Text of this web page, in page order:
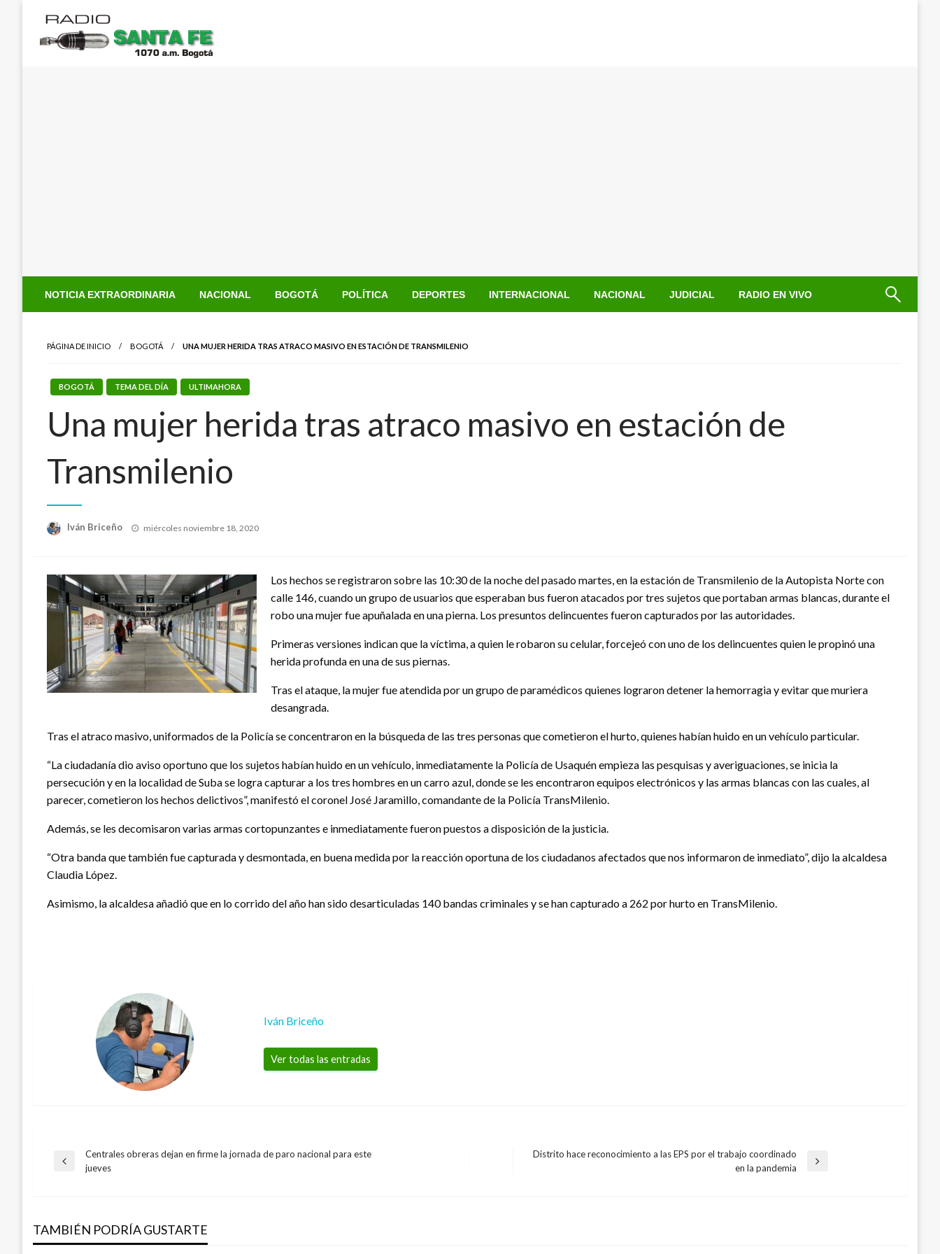
contenido
NOTICIA EXTRAORDINARIA NACIONAL BOGOTÁ POLÍTICA DEPORTES INTERNACIONAL NACIONAL JUDICIAL RADIO EN VIVO
PÁGINA DE INICIO BOGOTÁ UNA MUJER HERIDA TRAS ATRACO MASIVO EN ESTACIÓN DE TRANSMILENIO
BOGOTÁ TEMA DEL DÍA ULTIMAHORA
Una mujer herida tras atraco masivo en estación de
Transmilenio
Iván Briceño
Publicado
miércoles noviembre 18, 2020
Los hechos se registraron sobre las 10:30 de la noche del pasado martes, en la estación de Transmilenio de la Autopista Norte con
calle 146, cuando un grupo de usuarios que esperaban bus fueron atacados por tres sujetos que portaban armas blancas, durante el
robo una mujer fue apuñalada en una pierna. Los presuntos delincuentes fueron capturados por las autoridades.
Primeras versiones indican que la víctima, a quien le robaron su celular, forcejeó con uno de los delincuentes quien le propinó una
herida profunda en una de sus piernas.
Tras el ataque, la mujer fue atendida por un grupo de paramédicos quienes lograron detener la hemorragia y evitar que muriera
desangrada.
Tras el atraco masivo, uniformados de la Policía se concentraron en la búsqueda de las tres personas que cometieron el hurto, quienes habían huido en un vehículo particular.
“La ciudadanía dio aviso oportuno que los sujetos habían huido en un vehículo, inmediatamente la Policía de Usaquén empieza las pesquisas y averiguaciones, se inicia la
persecución y en la localidad de Suba se logra capturar a los tres hombres en un carro azul, donde se les encontraron equipos electrónicos y las armas blancas con las cuales, al
parecer, cometieron los hechos delictivos”, manifestó el coronel José Jaramillo, comandante de la Policía TransMilenio.
Además, se les decomisaron varias armas cortopunzantes e inmediatamente fueron puestos a disposición de la justicia.
“Otra banda que también fue capturada y desmontada, en buena medida por la reacción oportuna de los ciudadanos afectados que nos informaron de inmediato”, dijo la alcaldesa
Claudia López.
Asimismo, la alcaldesa añadió que en lo corrido del año han sido desarticuladas 140 bandas criminales y se han capturado a 262 por hurto en TransMilenio.
Iván Briceño
Ver todas las entradas
Navegación
entradas
Entrada
Centrales obreras dejan en firme la jornada de paro nacional para este
jueves
Distrito hace reconocimiento a las EPS por el trabajo coordinado
en la pandemia
TAMBIÉN PODRÍA GUSTARTE